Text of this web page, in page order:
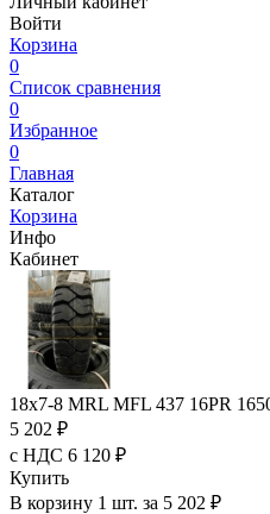
Войти
Корзина
0
Список сравнения
0
Избранное
0
Главная
Каталог
Корзина
Инфо
Кабинет
18x7-8 MRL MFL 437 16PR
5 202 ₽
с НДС 6 120 ₽
Купить
В корзину 1 шт. за 5 202 ₽